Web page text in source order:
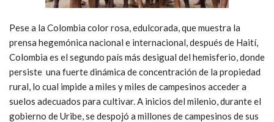
Pese a la Colombia color rosa, edulcorada, que muestra la
prensa hegemónica nacional e internacional, después de Haití,
Colombia es el segundo país más desigual del hemisferio, donde
persiste una fuerte dinámica de concentración de la propiedad
rural, lo cual impide a miles y miles de campesinos acceder a
suelos adecuados para cultivar. A inicios del milenio, durante el
gobierno de Uribe, se despojó a millones de campesinos de sus